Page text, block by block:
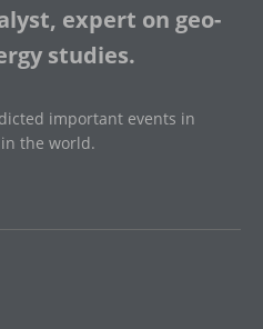
expert on geo-
studies.
important events in
the world.